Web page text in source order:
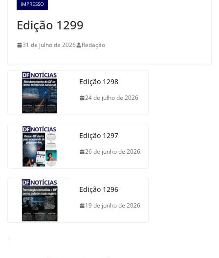
IMPRESSO
Edição 1299
31 de julho de 2026 Redação
Edição 1298
24 de julho de 2026
Edição 1297
26 de junho de 2026
Edição 1296
19 de junho de 2026